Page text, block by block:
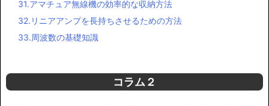
31.アマチュア無線機の効率的な収納方法
32.リニアアンプを長持ちさせるための方法
33.周波数の基礎知識
コラム２